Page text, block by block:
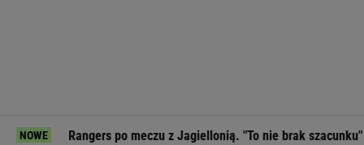
NOWEpo meczu z Jagiellonią. "To nie brak szacunku"